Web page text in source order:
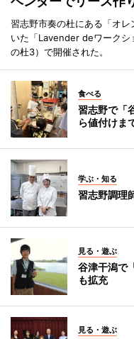
習志野市奏の杜にある「オ
いた「Lavender deワークシ
の杜3）で開催された。
食べる
習志野で「
ら値付けま
学ぶ・知る
習志野調理
見る・遊ぶ
谷津干潟で
も拡充
見る・遊ぶ